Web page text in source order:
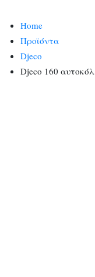
Home
Προϊόντα
Djeco
Djeco 160